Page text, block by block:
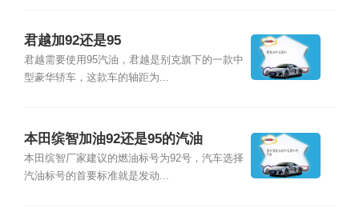
君越加92还是95
君越需要使用95汽油，君越是别克旗下的一款中
型豪华轿车，这款车的轴距为...
本田缤智加油92还是95的汽油
本田缤智厂家建议的燃油标号为92号，汽车选择
汽油标号的首要标准就是发动...